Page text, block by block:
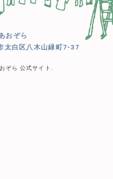
おぞら
太白区八木山緑町7-37
ぞら 公式サイト.